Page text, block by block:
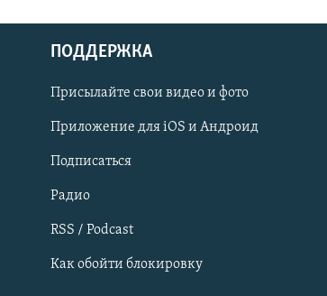
Українською
Qırımtatar
ПРИСОЕДИНЯЙТЕСЬ!
ПОДДЕРЖКА
Присылайте свои видео и фото
Приложение для iOS и Андроид
Подписаться
Радио
RSS / Podcast
Как обойти блокировку